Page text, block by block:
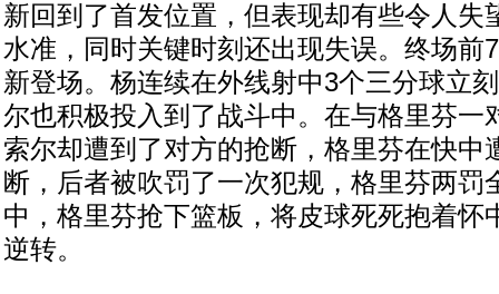
新回到了首发位置，但表现却有些令人失
水准，同时关键时刻还出现失误。终场前
新登场。杨连续在外线射中3个三分球立
尔也积极投入到了战斗中。在与格里芬一
索尔却遭到了对方的抢断，格里芬在快中
断，后者被吹罚了一次犯规，格里芬两罚
中，格里芬抢下篮板，将皮球死死抱着怀
逆转。